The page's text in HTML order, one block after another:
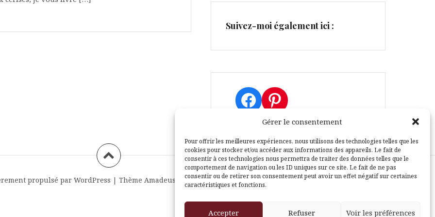
Gérer le consentement
Pour offrir les meilleures expériences, nous utilisons des technologies telles que les
cookies pour stocker et/ou accéder aux informations des appareils. Le fait de
consentir à ces technologies nous permettra de traiter des données telles que le
comportement de navigation ou les ID uniques sur ce site. Le fait de ne pas
consentir ou de retirer son consentement peut avoir un effet négatif sur certaines
caractéristiques et fonctions.
Accepter Refuser Voir les préférences
Suivez-moi également ici :
Facebook
Pinterest
propulsé par WordPress | Thème Amadeus par Themeisle